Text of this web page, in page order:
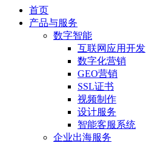
首页
产品与服务
数字智能
互联网应用开发
数字化营销
GEO营销
SSL证书
视频制作
设计服务
智能客服系统
企业出海服务